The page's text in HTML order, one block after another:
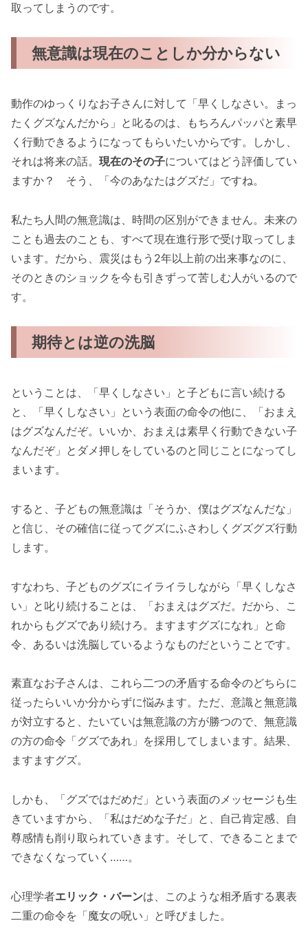
取ってしまうのです。
無意識は現在のことしか分からない
動作のゆっくりなお子さんに対して「早くしなさい。まっ
たくグズなんだから」と叱るのは、もちろんパッパと素早
く行動できるようになってもらいたいからです。しかし、
それは将来の話。 現在のその子についてはどう評価してい
ますか？ そう、「今のあなたはグズだ」ですね。
私たち人間の無意識は、時間の区別ができません。未来の
ことも過去のことも、すべて現在進行形で受け取ってしま
います。だから、震災はもう2年以上前の出来事なのに、
そのときのショックを今も引きずって苦しむ人がいるので
す。
期待とは逆の洗脳
ということは、「早くしなさい」と子どもに言い続ける
と、「早くしなさい」という表面の命令の他に、「おまえ
はグズなんだぞ。いいか、おまえは素早く行動できない子
なんだぞ」とダメ押しをしているのと同じことになってし
まいます。
すると、子どもの無意識は「そうか、僕はグズなんだな」
と信じ、その確信に従ってグズにふさわしくグズグズ行動
します。
すなわち、子どものグズにイライラしながら「早くしなさ
い」と叱り続けることは、「おまえはグズだ。だから、こ
れからもグズであり続けろ。ますますグズになれ」と命
令、あるいは洗脳しているようなものだということです。
素直なお子さんは、これら二つの矛盾する命令のどちらに
従ったらいいか分からずに悩みます。ただ、意識と無意識
が対立すると、たいていは無意識の方が勝つので、無意識
の方の命令「グズであれ」を採用してしまいます。結果、
ますますグズ。
しかも、「グズではだめだ」という表面のメッセージも生
きていますから、「私はだめな子だ」と、自己肯定感、自
尊感情も削り取られていきます。そして、できることまで
できなくなっていく……。
心理学者エリック・バーンは、このような相矛盾する裏表
二重の命令を「魔女の呪い」と呼びました。